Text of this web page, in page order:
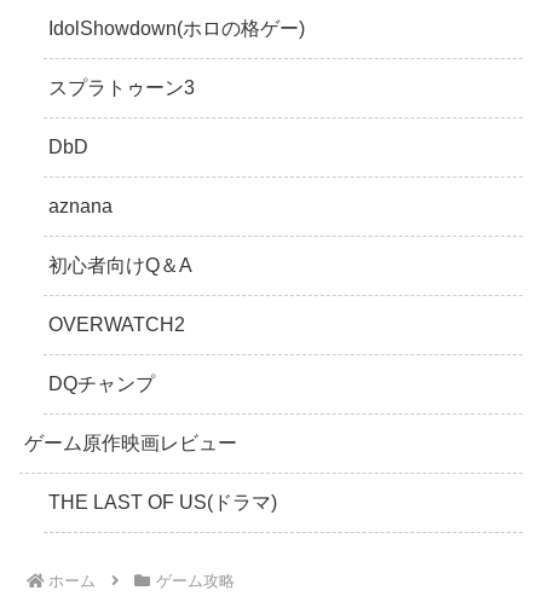
IdolShowdown(ホロの格ゲー)
スプラトゥーン3
DbD
aznana
初心者向けQ＆A
OVERWATCH2
DQチャンプ
ゲーム原作映画レビュー
THE LAST OF US(ドラマ)
ホーム ゲーム攻略